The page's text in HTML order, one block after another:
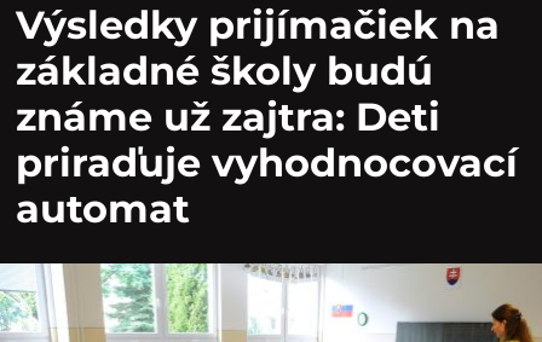
Výsledky prijímačiek na
základné školy budú
známe už zajtra: Deti
priraďuje vyhodnocovací
automat